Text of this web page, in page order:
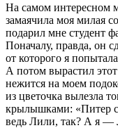
На самом интересном
замаячила моя милая
подарил мне студент
Поначалу, правда, он
от которого я
А потом вырастил
нежится на моем
из цветочка вылезла
крылышками: «Питер
ведь Лили, так? А я —